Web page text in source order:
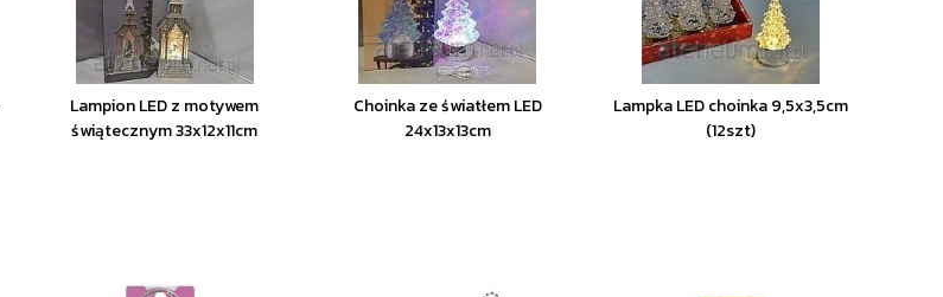
Lampion LED z motywem
świątecznym 33x12x11cm
Choinka ze światłem LED
24x13x13cm
Lampka LED choinka 9,5x3,5cm
(12szt)